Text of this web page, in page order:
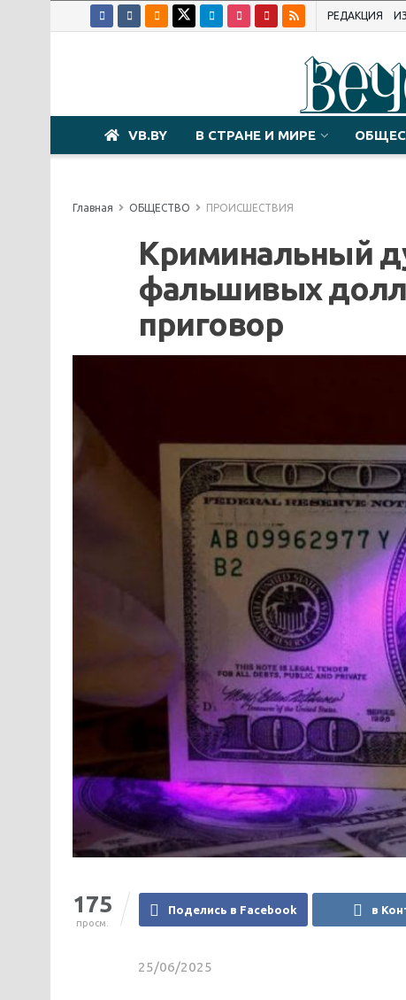
РЕДАКЦИЯ
VB.BY В СТРАНЕ И МИРЕ
Главная ОБЩЕСТВО ПРОИСШЕСТВИЯ
Криминальный
фальшивых
приговор
175
просм.
Поделись в Facebook в
25/06/2025